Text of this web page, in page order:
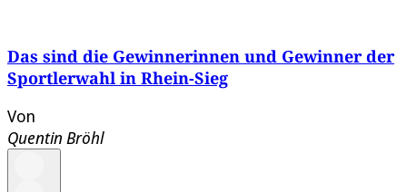
Das sind die Gewinnerinnen und Gewinner der
Sportlerwahl in Rhein-Sieg
Von
Quentin Bröhl